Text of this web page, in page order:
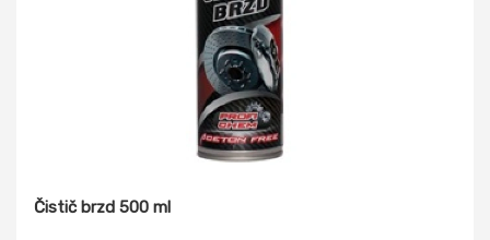
Čistič brzd 500 ml